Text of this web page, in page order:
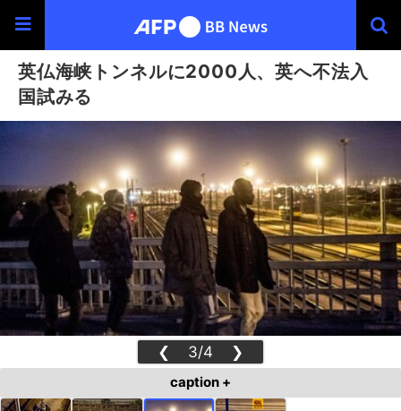
英仏海峡トンネルに2000人、英へ不法入
国試みる
❮ 3/4 ❯
caption +